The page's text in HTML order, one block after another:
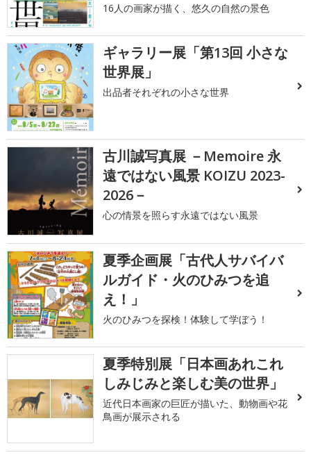
16人の画家が描く、悠久の自然の景色
ギャラリー展「第13回 小さな
世界展」
出品者それぞれの小さな世界
古川誠写真展 －Memoire 永
遠ではない風景 KOIZU 2023-
2026－
心の情景を照らす永遠ではない風景
夏季企画展「古代人サバイバ
ルガイド・火のひみつを追
え！」
火のひみつを探検！体験して学ぼう！
夏季特別展「日本画あれこれ
しみじみと楽しむ美の世界」
近代日本画家の巨匠が描いた、動物画や花
鳥画が展示される